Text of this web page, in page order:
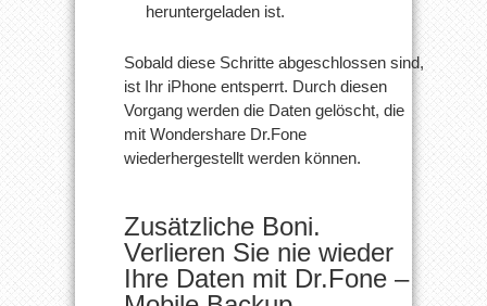
heruntergeladen ist.
Sobald diese Schritte abgeschlossen sind,
ist Ihr iPhone entsperrt. Durch diesen
Vorgang werden die Daten gelöscht, die
mit Wondershare Dr.Fone
wiederhergestellt werden können.
Zusätzliche Boni.
Verlieren Sie nie wieder
Ihre Daten mit Dr.Fone –